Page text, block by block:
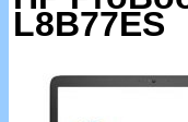
L8B77ES